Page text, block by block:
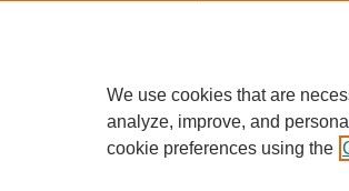
We use cookies that are
analyze, improve, and
cookie preferences using the